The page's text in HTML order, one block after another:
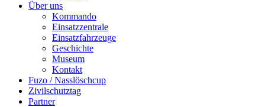
Über uns
Kommando
Einsatzzentrale
Einsatzfahrzeuge
Geschichte
Museum
Kontakt
Fuzo / Nasslöschcup
Zivilschutztag
Partner